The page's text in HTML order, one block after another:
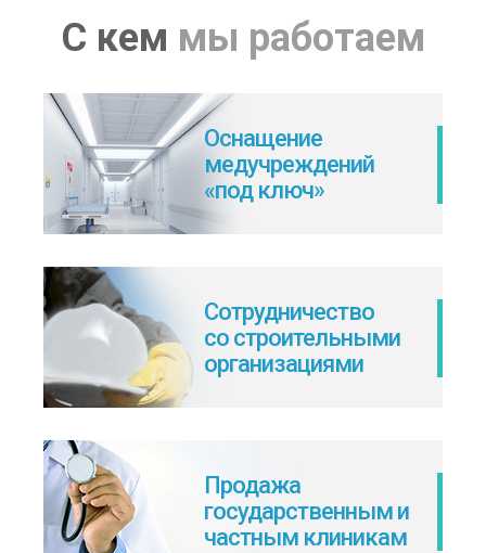
С кем мы работаем
Оснащение
медучреждений
«под ключ»
Сотрудничество
со строительными
организациями
Продажа
государственным и
частным клиникам